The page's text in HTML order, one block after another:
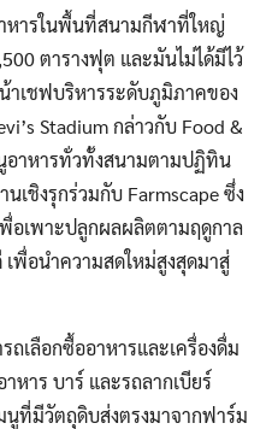
หารในพื้นที่สนามกีฬาที่ใหญ่
ตารางฟุต และมันไม่ได้มีไว้
าเชฟบริหารระดับภูมิภาคของ
Stadium กล่าวกับ Food &
อาหารทั่วทั้งสนามตามปฏิทิน
นเชิงรุกร่วมกับ Farmscape ซึ่ง
อเพาะปลูกผลผลิตตามฤดูกาล
พื่อนำความสดใหม่สูงสุดมาสู่
เลือกซื้ออาหารและเครื่องดื่ม
หาร บาร์ และรถลากเบียร์
นูที่มีวัตถุดิบส่งตรงมาจากฟาร์ม